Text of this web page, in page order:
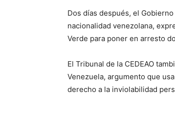
Dos días después, el
nacionalidad venezolana,
Verde para poner en arresto
El Tribunal de la CEDEAO
Venezuela, argumento que
derecho a la inviolabilidad